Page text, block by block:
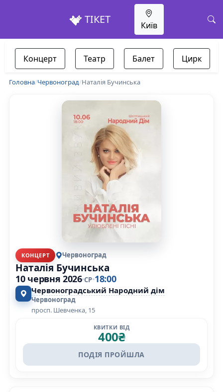
ТІКЕТ Київ
Концерт Театр Балет Цирк
Головна/Червоноград/Наталія Бучинська
КОНЦЕРТ Червоноград
Наталія Бучинська
10 червня 2026 СР 18:00
Червоноградський Народний дім
Червоноград
просп. Шевченка, 15
КВИТКИ ВІД
400₴
ПОДІЯ ПРОЙШЛА